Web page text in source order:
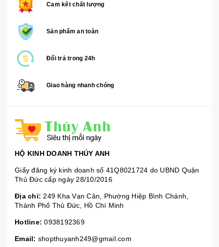
Cam kết chất lượng
Sản phẩm an toàn
Đổi trả trong 24h
Giao hàng nhanh chóng
HỘ KINH DOANH THÚY ANH
Giấy đăng ký kinh doanh số 41Q8021724 do UBND Quận
Thủ Đức cấp ngày 28/10/2016
Địa chỉ: 249 Kha Vạn Cân, Phường Hiệp Bình Chánh,
Thành Phố Thủ Đức, Hồ Chí Minh
Hotline: 0938192369
Email: shopthuyanh249@gmail.com